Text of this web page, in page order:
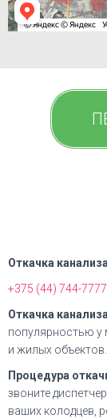
Откачка
+375 (44) 744-7777
Откачка
популярностью у
и жилых объектов.
Процедура
звоните
ваших колодцев,